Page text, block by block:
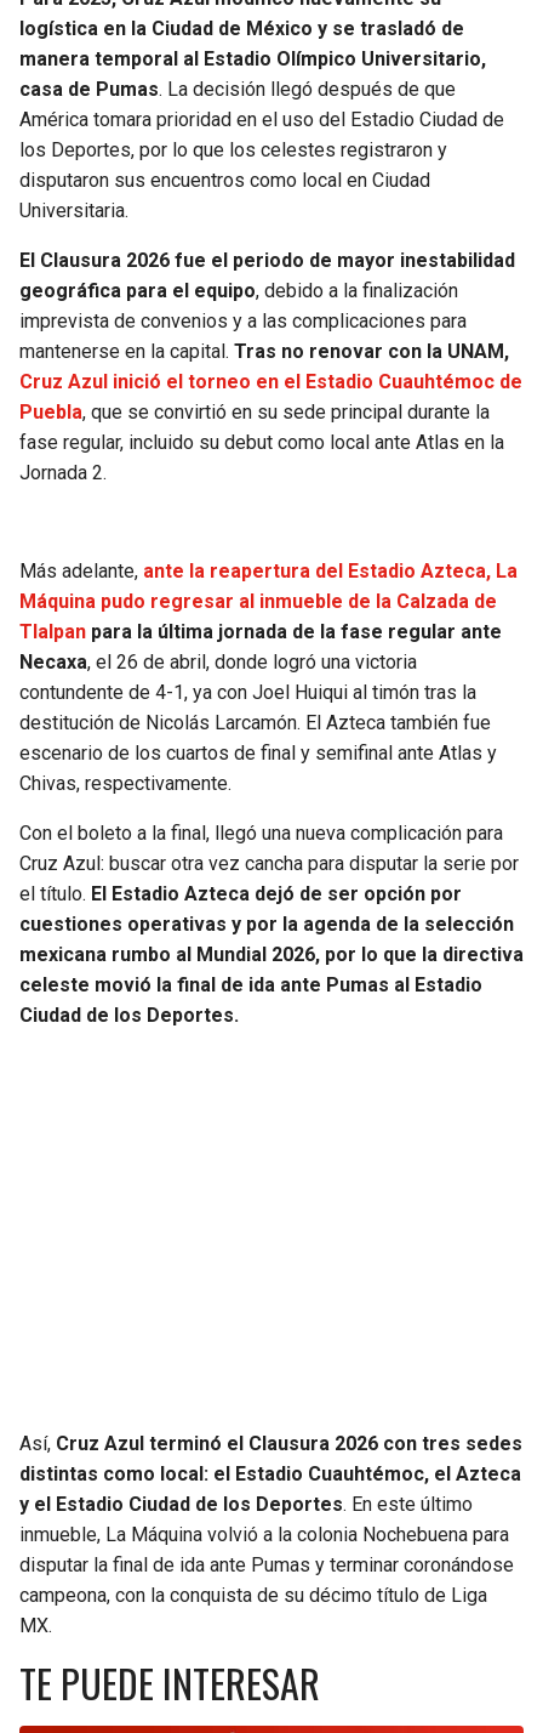
logística en la Ciudad de México y se trasladó de
manera temporal al Estadio Olímpico Universitario,
casa de Pumas. La decisión llegó después de que
América tomara prioridad en el uso del Estadio Ciudad de
los Deportes, por lo que los celestes registraron y
disputaron sus encuentros como local en Ciudad
Universitaria.
El Clausura 2026 fue el periodo de mayor inestabilidad
geográfica para el equipo, debido a la finalización
imprevista de convenios y a las complicaciones para
mantenerse en la capital. Tras no renovar con la UNAM,
Cruz Azul inició el torneo en el Estadio Cuauhtémoc de
Puebla, que se convirtió en su sede principal durante la
fase regular, incluido su debut como local ante Atlas en la
Jornada 2.
Más adelante, ante la reapertura del Estadio Azteca, La
Máquina pudo regresar al inmueble de la Calzada de
Tlalpan para la última jornada de la fase regular ante
Necaxa, el 26 de abril, donde logró una victoria
contundente de 4-1, ya con Joel Huiqui al timón tras la
destitución de Nicolás Larcamón. El Azteca también fue
escenario de los cuartos de final y semifinal ante Atlas y
Chivas, respectivamente.
Con el boleto a la final, llegó una nueva complicación para
Cruz Azul: buscar otra vez cancha para disputar la serie por
el título. El Estadio Azteca dejó de ser opción por
cuestiones operativas y por la agenda de la selección
mexicana rumbo al Mundial 2026, por lo que la directiva
celeste movió la final de ida ante Pumas al Estadio
Ciudad de los Deportes.
Así, Cruz Azul terminó el Clausura 2026 con tres sedes
distintas como local: el Estadio Cuauhtémoc, el Azteca
y el Estadio Ciudad de los Deportes. En este último
inmueble, La Máquina volvió a la colonia Nochebuena para
disputar la final de ida ante Pumas y terminar coronándose
campeona, con la conquista de su décimo título de Liga
MX.
TE PUEDE INTERESAR